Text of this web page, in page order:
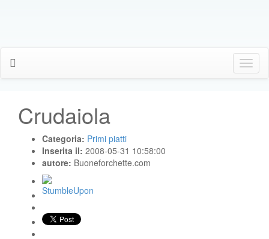
Click
Me
Crudaiola
Categoria: Primi piatti
Inserita il: 2008-05-31 10:58:00
autore: Buoneforchette.com